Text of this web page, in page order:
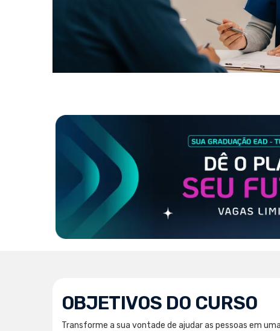
OBJETIVOS DO CURSO
Transforme a sua vontade de ajudar as pessoas em